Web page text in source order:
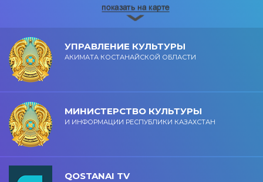
УПРАВЛЕНИЕ КУЛЬТУРЫ
АКИМАТА КОСТАНАЙСКОЙ ОБЛАСТИ
МИНИСТЕРСТВО КУЛЬТУРЫ
И ИНФОРМАЦИИ РЕСПУБЛИКИ КАЗАХСТАН
QOSTANAI TV